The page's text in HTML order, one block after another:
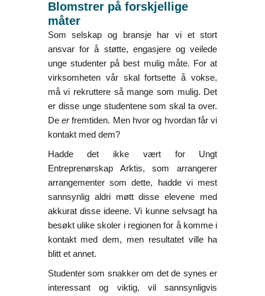
Blomstrer på forskjellige
måter
Som selskap og bransje har vi et stort
ansvar for å støtte, engasjere og veilede
unge studenter på best mulig måte. For at
virksomheten vår skal fortsette å vokse,
må vi rekruttere så mange som mulig. Det
er disse unge studentene som skal ta over.
De erfremtiden. Men hvor og hvordan får vi
kontakt med dem?
Hadde det ikke vært for Ungt
Entreprenørskap Arktis, som arrangerer
arrangementer som dette, hadde vi mest
sannsynlig aldri møtt disse elevene med
akkurat disse ideene. Vi kunne selvsagt ha
besøkt ulike skoler i regionen for å komme i
kontakt med dem, men resultatet ville ha
blitt et annet.
Studenter som snakker om det de synes er
interessant og viktig, vil sannsynligvis